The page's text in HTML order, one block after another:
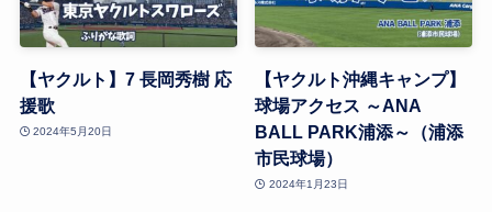
【ヤクルト】7 長岡秀樹 応
援歌
2024年5月20日
【ヤクルト沖縄キャンプ】
球場アクセス ～ANA
BALL PARK浦添～（浦添
市民球場）
2024年1月23日